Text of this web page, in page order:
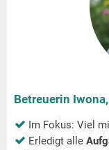
Betreuerin
Im Fokus: Viel
Erledigt alle